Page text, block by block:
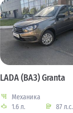
LADA (ВАЗ) Granta
Механика
1.6 л.
87 л.с.